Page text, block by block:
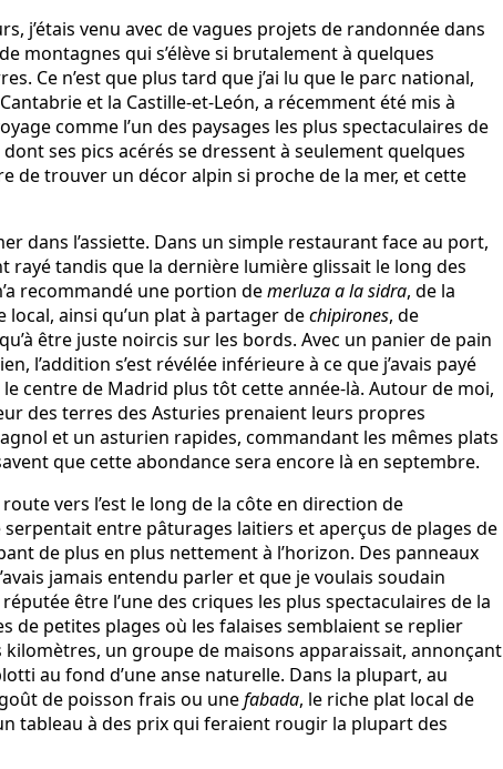
j’étais venu avec de vagues projets de randonnée dans
montagnes qui s’élève si brutalement à quelques
Ce n’est que plus tard que j’ai lu que le parc national,
et la Castille-et-León, a récemment été mis à
comme l’un des paysages les plus spectaculaires de
ses pics acérés se dressent à seulement quelques
de trouver un décor alpin si proche de la mer, et cette
dans l’assiette. Dans un simple restaurant face au port,
rayé tandis que la dernière lumière glissait le long des
recommandé une portion demerluza a la sidra, de la
ainsi qu’un plat à partager dechipirones, de
être juste noircis sur les bords. Avec un panier de pain
l’addition s’est révélée inférieure à ce que j’avais payé
centre de Madrid plus tôt cette année-là. Autour de moi,
des terres des Asturies prenaient leurs propres
et un asturien rapides, commandant les mêmes plats
que cette abondance sera encore là en septembre.
vers l’est le long de la côte en direction de
serpentait entre pâturages laitiers et aperçus de plages de
de plus en plus nettement à l’horizon. Des panneaux
jamais entendu parler et que je voulais soudain
être l’une des criques les plus spectaculaires de la
de petites plages où les falaises semblaient se replier
kilomètres, un groupe de maisons apparaissait, annonçant
au fond d’une anse naturelle. Dans la plupart, au
de poisson frais ou unefabada, le riche plat local de
tableau à des prix qui feraient rougir la plupart des